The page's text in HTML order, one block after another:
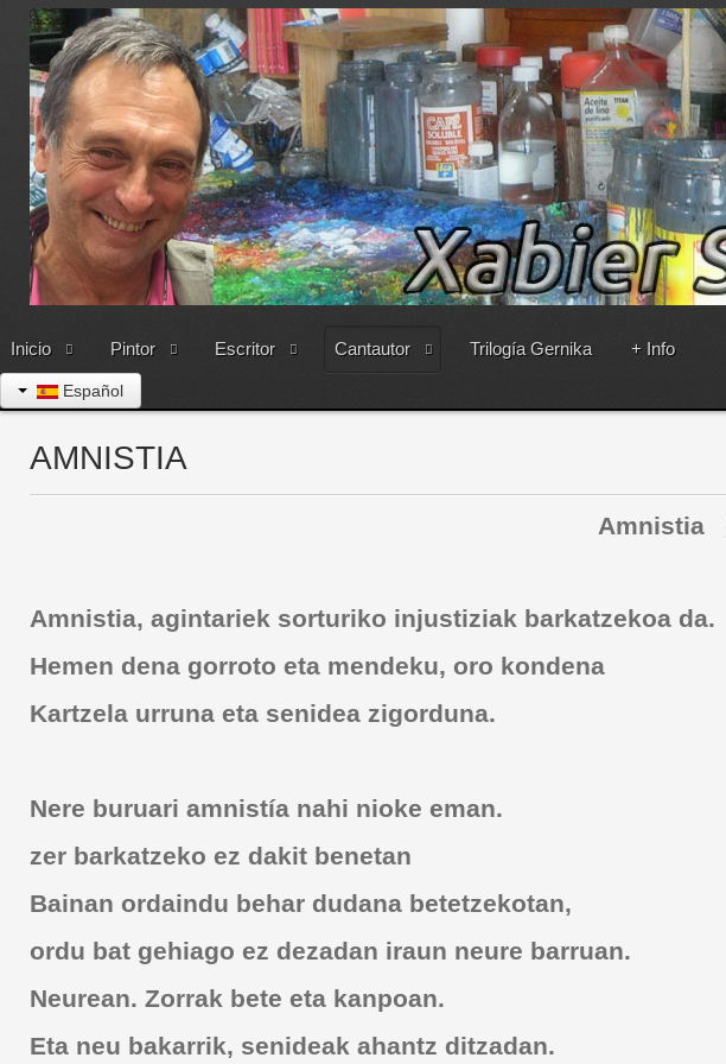
Inicio Pintor Escritor Cantautor Trilogía Gernika + Info
Español
AMNISTIA
Amnistia
Amnistia, agintariek sorturiko injustiziak barkatzekoa da.
Hemen dena gorroto eta mendeku, oro kondena
Kartzela urruna eta senidea zigorduna.
Nere buruari amnistía nahi nioke eman.
zer barkatzeko ez dakit benetan
Bainan ordaindu behar dudana betetzekotan,
ordu bat gehiago ez dezadan iraun neure barruan.
Neurean. Zorrak bete eta kanpoan.
Eta neu bakarrik, senideak ahantz ditzadan.